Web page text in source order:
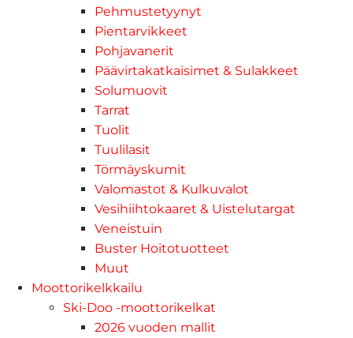
Pehmustetyynyt
Pientarvikkeet
Pohjavanerit
Päävirtakatkaisimet & Sulakkeet
Solumuovit
Tarrat
Tuolit
Tuulilasit
Törmäyskumit
Valomastot & Kulkuvalot
Vesihiihtokaaret & Uistelutargat
Veneistuin
Buster Hoitotuotteet
Muut
Moottorikelkkailu
Ski-Doo -moottorikelkat
2026 vuoden mallit